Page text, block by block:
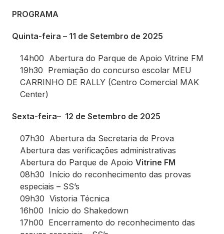
PROGRAMA
Quinta-feira – 11 de Setembro de 2025
14h00 Abertura do Parque de Apoio Vitrine FM
19h30 Premiação do concurso escolar MEU
CARRINHO DE RALLY (Centro Comercial MAK
Center)
Sexta-feira– 12 de Setembro de 2025
07h30 Abertura da Secretaria de Prova
Abertura das verificações administrativas
Abertura do Parque de Apoio Vitrine FM
08h30 Início do reconhecimento das provas
especiais – SS’s
09h30 Vistoria Técnica
16h00 Início do Shakedown
17h00 Encerramento do reconhecimento das